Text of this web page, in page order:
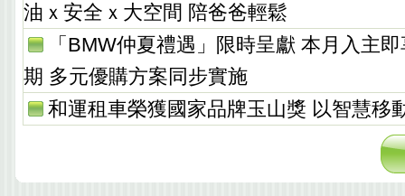
油ｘ安全ｘ大空間 陪爸爸輕鬆
「BMW仲夏禮遇」限時呈獻 本月入主
期 多元優購方案同步實施
和運租車榮獲國家品牌玉山獎 以智慧移